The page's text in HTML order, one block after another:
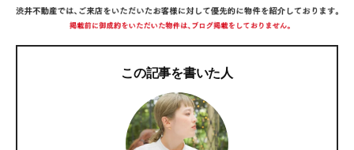
この記事を書いた人